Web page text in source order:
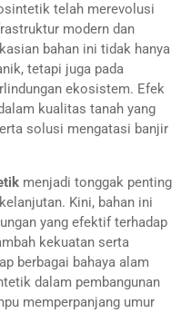
telah merevolusi
modern dan
bahan ini tidak hanya
tetapi juga pada
ekosistem. Efek
kualitas tanah yang
solusi mengatasi banjir
menjadi tonggak penting
Kini, bahan ini
yang efektif terhadap
kekuatan serta
berbagai bahaya alam
dalam pembangunan
memperpanjang umur